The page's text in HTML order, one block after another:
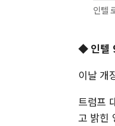
인텔
◆ 인텔
이날 개
트럼프
고 밝힌